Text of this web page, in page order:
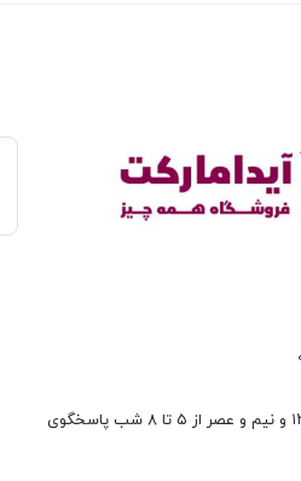
از شنبه تا پنجشنبه ، از ۹ صبح تا ۱۲ و نیم و عصر از ۵ تا ۸ شب پاسخگوی